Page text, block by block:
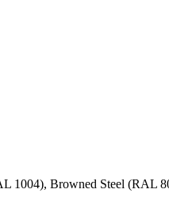
1004), Browned Steel (RAL